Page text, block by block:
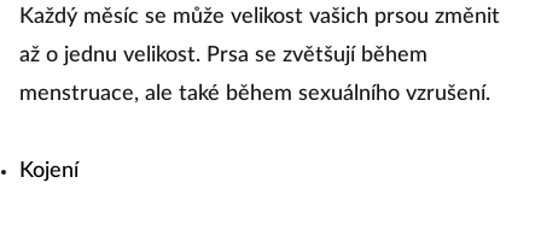
Každý měsíc se může velikost vašich prsou změnit
až o jednu velikost. Prsa se zvětšují během
menstruace, ale také během sexuálního vzrušení.
Kojení